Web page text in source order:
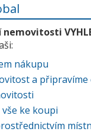
nemovitosti
nákupu
a
ke koupi